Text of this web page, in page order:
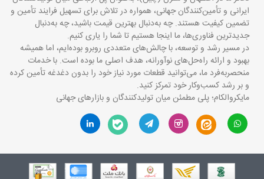
ایرانی و تأمین‌کنندگان جهانی، همواره در تلاش برای تسهیل فرایند تأمین و
تضمین کیفیت هستند. چه به‌دنبال بهترین قیمت باشید، چه به‌دنبال
جدیدترین فناوری‌ها، ما اینجا هستیم تا شما را یاری کنیم.
در مسیر رشد و توسعه، با چالش‌های متعددی روبرو بوده‌ایم، اما همیشه
بهبود و ارائه راه‌حل‌های نوآورانه، هدف اصلی ما بوده است. با خدمات
منحصربه‌فرد ما، می‌توانید قطعات مورد نیاز خود را بدون دغدغه تأمین کرده
و بر رشد کسب‌وکار خود تمرکز کنید.
مایکروالکام؛ پلی مطمئن میان تولیدکنندگان و بازارهای جهانی